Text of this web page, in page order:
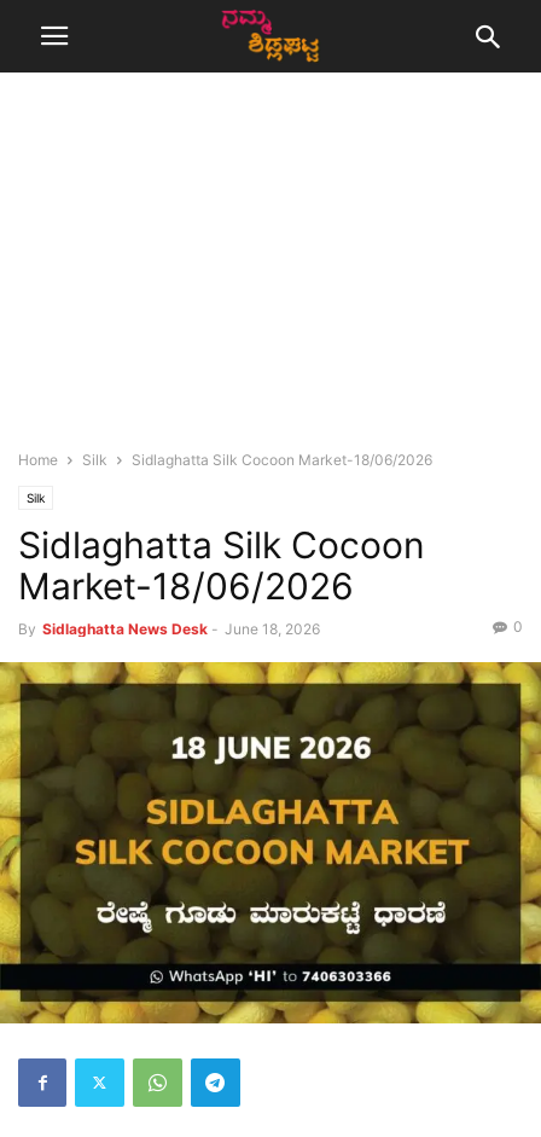
Home Silk Sidlaghatta Silk Cocoon Market-18/06/2026
Silk
Sidlaghatta Silk Cocoon
Market-18/06/2026
By Sidlaghatta News Desk - June 18, 2026 0